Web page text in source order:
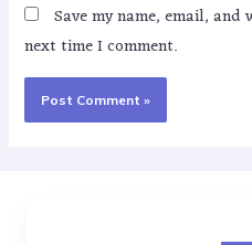
Save my name, email,
next time I comment.